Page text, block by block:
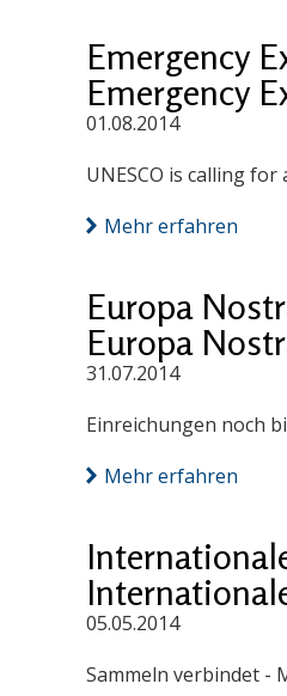
Emergency
Emergency
01.08.2014
UNESCO is calling
Mehr erfahren
Europa
Europa
31.07.2014
Einreichungen noch
Mehr erfahren
05.05.2014
Sammeln verbindet -